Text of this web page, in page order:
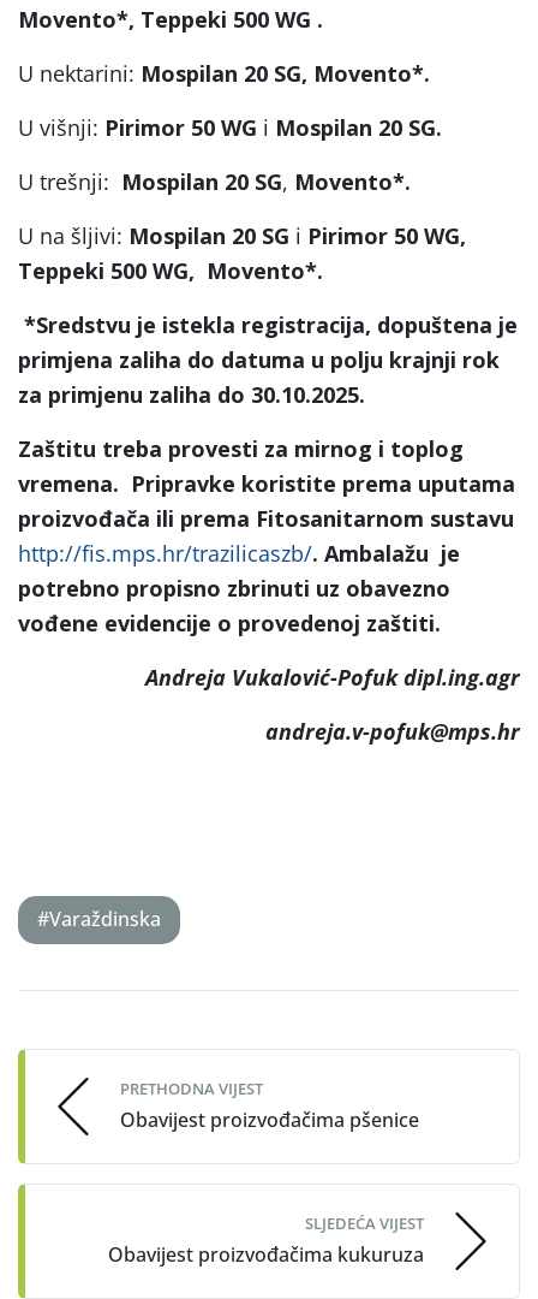
Movento*, Teppeki 500 WG .
U nektarini: Mospilan 20 SG, Movento*.
U višnji: Pirimor 50 WG i Mospilan 20 SG.
U trešnji: Mospilan 20 SG, Movento*.
U na šljivi: Mospilan 20 SG i Pirimor 50 WG,
Teppeki 500 WG, Movento*.
*Sredstvu je istekla registracija, dopuštena je
primjena zaliha do datuma u polju krajnji rok
za primjenu zaliha do 30.10.2025.
Zaštitu treba provesti za mirnog i toplog
vremena. Pripravke koristite prema uputama
proizvođača ili prema Fitosanitarnom sustavu
http://fis.mps.hr/trazilicaszb/. Ambalažu je
potrebno propisno zbrinuti uz obavezno
vođene evidencije o provedenoj zaštiti.
Andreja Vukalović-Pofuk dipl.ing.agr
andreja.v-pofuk@mps.hr
#Varaždinska
navigation
PRETHODNA VIJEST
Obavijest proizvođačima pšenice
SLJEDEĆA VIJEST
Obavijest proizvođačima kukuruza